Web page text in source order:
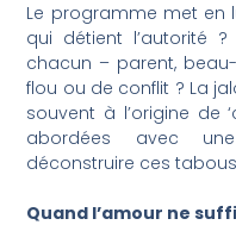
Le programme met en
qui détient l’autorité
chacun – parent,
flou ou de conflit ? La
souvent à l’origine de
abordées avec
déconstruire ces
Quand l’amour ne